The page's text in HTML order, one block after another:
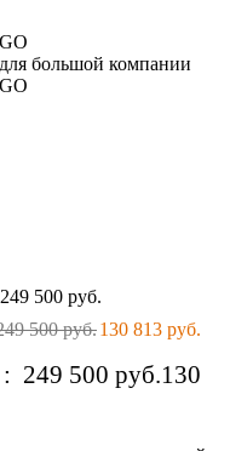
249 500 руб.
500 руб.130 813 руб.
: 249 500 руб.130